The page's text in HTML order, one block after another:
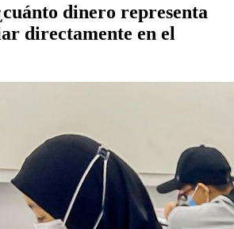
dinero representa
directamente en el